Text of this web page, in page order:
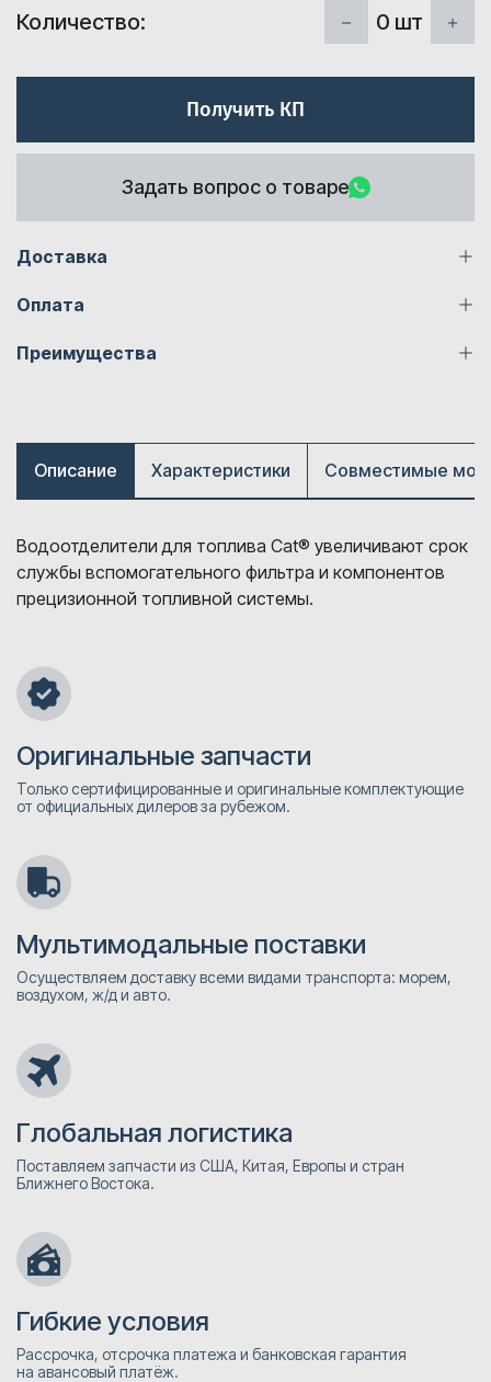
Количество: 0 шт
Получить КП
Задать вопрос о товаре
Доставка
Оплата
Преимущества
Описание Характеристики Совместимые
Водоотделители для топлива Cat® увеличивают срок
службы вспомогательного фильтра и компонентов
прецизионной топливной системы.
Оригинальные запчасти
Только сертифицированные и оригинальные комплектующие
от официальных дилеров за рубежом.
Мультимодальные поставки
Осуществляем доставку всеми видами транспорта: морем,
воздухом, ж/д и авто.
Глобальная логистика
Поставляем запчасти из США, Китая, Европы и стран
Ближнего Востока.
Гибкие условия
Рассрочка, отсрочка платежа и банковская гарантия
на авансовый платёж.